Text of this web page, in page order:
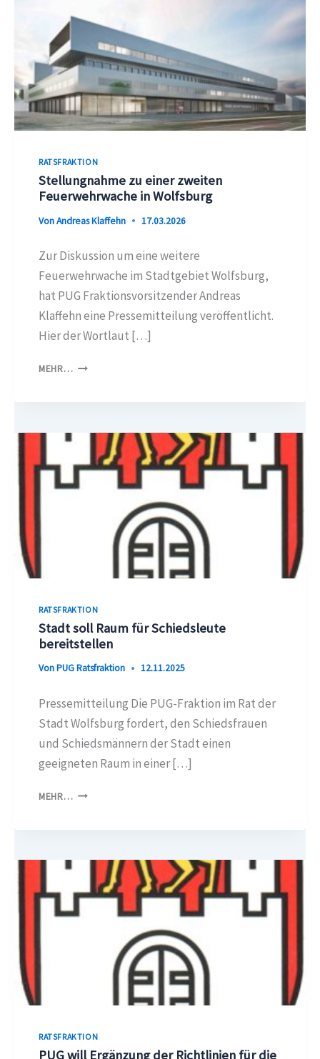
RATSFRAKTION
Stellungnahme zu einer zweiten
Feuerwehrwache in Wolfsburg
VonAndreas Klaffehn 17.03.2026
Zur Diskussion um eine weitere
Feuerwehrwache im Stadtgebiet Wolfsburg,
hat PUG Fraktionsvorsitzender Andreas
Klaffehn eine Pressemitteilung veröffentlicht.
Hier der Wortlaut […]
MEHR… STELLUNGNAHME
IN
WOLFSBURG
RATSFRAKTION
Stadt soll Raum für Schiedsleute
bereitstellen
VonPUG Ratsfraktion 12.11.2025
Pressemitteilung Die PUG-Fraktion im Rat der
Stadt Wolfsburg fordert, den Schiedsfrauen
und Schiedsmännern der Stadt einen
geeigneten Raum in einer […]
MEHR… STADT
BEREITSTELLEN
RATSFRAKTION
PUG will Ergänzung der Richtlinien für die